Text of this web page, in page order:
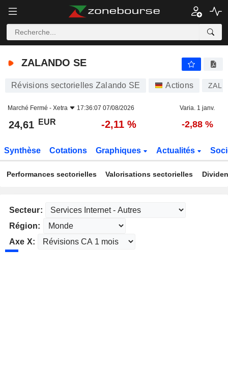
ZALANDO SE
ZALANDO SE
Révisions sectorielles Zalando SE Actions ZAL
Marché Fermé - Xetra 17:36:07 07/08/2026 Varia. 1 janv.
24,61 EUR -2,11 % -2,88 %
Synthèse Cotations Graphiques Actualités
Performances sectorielles Valorisations sectorielles
Secteur:
Région:
Axe X: